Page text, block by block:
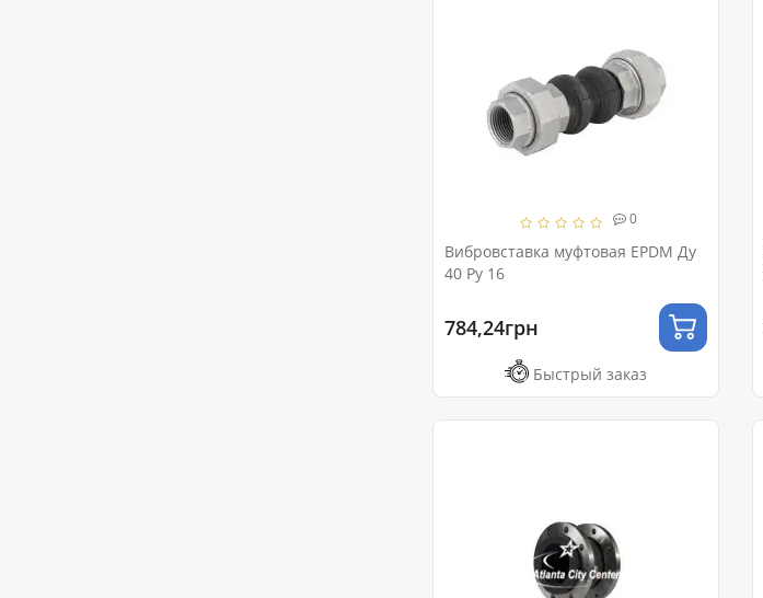
0
Вибровставка муфтовая EPDM Ду
40 Ру 16
784,24грн
Быстрый заказ